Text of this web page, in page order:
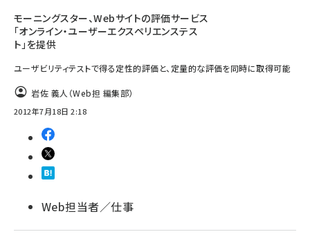
モーニングスター、Webサイトの評価サービス
「オンライン・ユーザーエクスペリエンステス
ト」を提供
ユーザビリティテストで得る定性的評価と、定量的な評価を同時に取得可能
岩佐 義人（Web担 編集部）
2012年7月18日 2:18
Web担当者／仕事